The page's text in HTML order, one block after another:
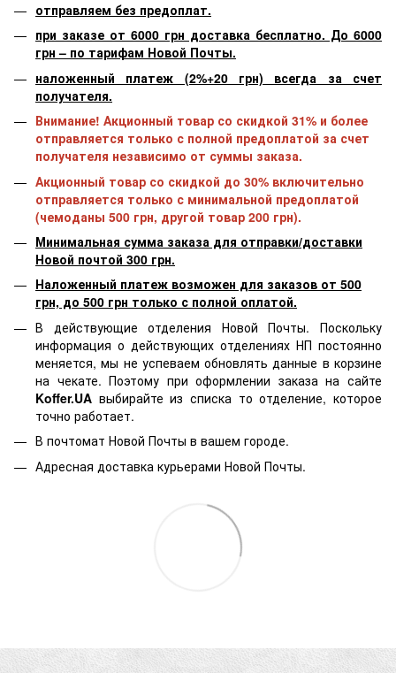
отправляем без предоплат.
при заказе от 6000 грн доставка бесплатно. До 6000
грн – по тарифам Новой Почты.
наложенный платеж (2%+20 грн) всегда за счет
получателя.
Внимание! Акционный товар со скидкой 31% и более
отправляется только с полной предоплатой за счет
получателя независимо от суммы заказа.
Акционный товар со скидкой до 30% включительно
отправляется только с минимальной предоплатой
(чемоданы 500 грн, другой товар 200 грн).
Минимальная сумма заказа для отправки/доставки
Новой почтой 300 грн.
Наложенный платеж возможен для заказов от 500
грн, до 500 грн только с полной оплатой.
В действующие отделения Новой Почты. Поскольку
информация о действующих отделениях НП постоянно
меняется, мы не успеваем обновлять данные в корзине
на чекате. Поэтому при оформлении заказа на сайте
Koffer.UA выбирайте из списка то отделение, которое
точно работает.
В почтомат Новой Почты в вашем городе.
Адресная доставка курьерами Новой Почты.